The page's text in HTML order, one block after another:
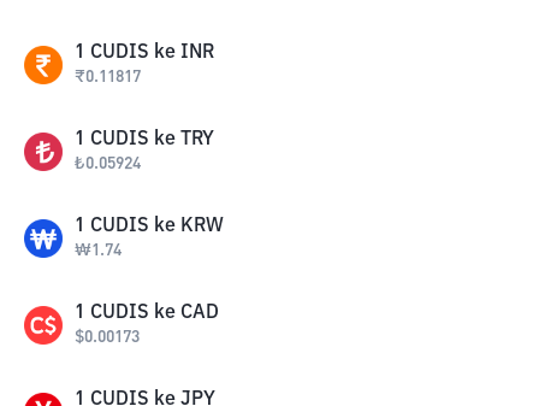
1 CUDIS ke INR
₹0.11817
1 CUDIS ke TRY
₺0.05924
1 CUDIS ke KRW
₩1.74
1 CUDIS ke CAD
$0.00173
1 CUDIS ke JPY